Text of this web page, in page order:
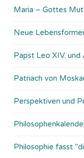
Maria – Gottes
Neue
Papst Leo XIV. und
Patriach von
Perspektiven und
Philosophie fasst